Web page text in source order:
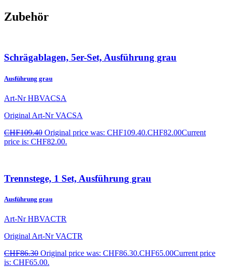
Zubehör
Schrägablagen, 5er-Set, Ausführung grau
Ausführung grau
Art-NrHBVACSA
Original Art-NrVACSA
CHF109.40 Original price was: CHF109.40.CHF82.00Current
price is: CHF82.00.
Trennstege, 1 Set, Ausführung grau
Ausführung grau
Art-NrHBVACTR
Original Art-NrVACTR
CHF86.30 Original price was: CHF86.30.CHF65.00Current price
is: CHF65.00.